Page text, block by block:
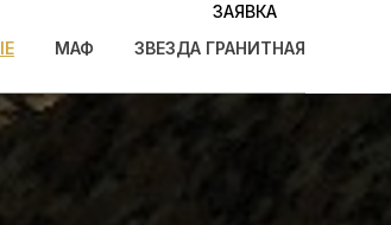
ЗАЯВКА
МАФ ЗВЕЗДА ГРАНИТНАЯ